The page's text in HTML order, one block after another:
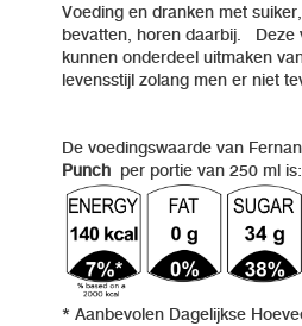
Voeding en dranken met
bevatten, horen daarbij. Deze
kunnen onderdeel uitmaken
levensstijl zolang men er niet
De voedingswaarde van
Punch per portie van 250 ml is:
* Aanbevolen Dagelijkse